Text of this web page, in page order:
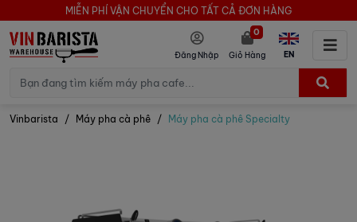
MIỄN PHÍ VẬN CHUYỂN CHO TẤT CẢ ĐƠN HÀNG
Đăng Nhập Giỏ Hàng
0
EN
Vinbarista Máy pha cà phê Máy pha cà phê Specialty